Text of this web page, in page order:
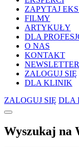
ZAPYTAJ
FILMY
ARTYKUŁY
DLA
O NAS
KONTAKT
NEWSLETTER
ZALOGUJ SIĘ
DLA KLINIK
ZALOGUJ SIĘ DLA
Wyszukaj